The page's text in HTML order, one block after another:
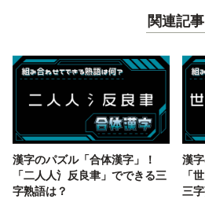
関連記事
漢字のパズル「合体漢字」！
「二人人氵反良聿」でできる三
字熟語は？
漢
「
三